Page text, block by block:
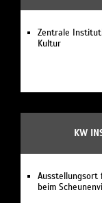
Zentrale
Kultur
KW
Ausstellungsort
beim